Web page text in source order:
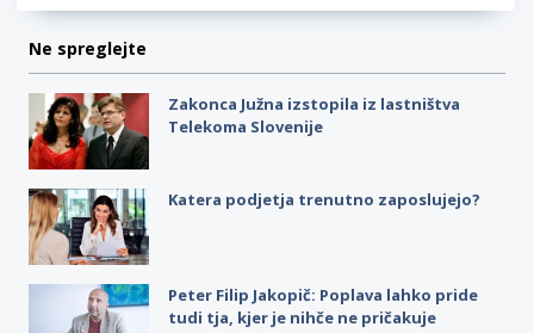
Ne spreglejte
Zakonca Južna izstopila iz lastništva
Telekoma Slovenije
Katera podjetja trenutno zaposlujejo?
Peter Filip Jakopič: Poplava lahko pride
tudi tja, kjer je nihče ne pričakuje